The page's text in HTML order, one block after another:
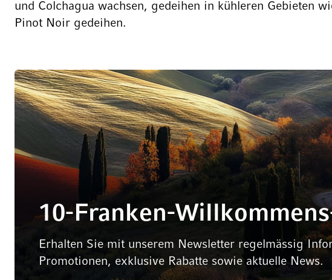
und Colchagua wachsen, gedeihen in kühleren Gebieten
Pinot Noir gedeihen.
10-Franken-
Erhalten Sie mit unserem Newsletter regelmässig
Promotionen, exklusive Rabatte sowie aktuelle News.